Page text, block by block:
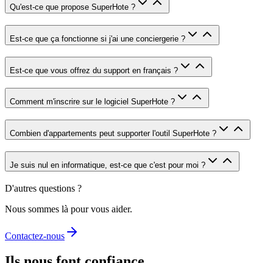
Qu'est-ce que propose SuperHote ?
Est-ce que ça fonctionne si j'ai une conciergerie ?
Est-ce que vous offrez du support en français ?
Comment m'inscrire sur le logiciel SuperHote ?
Combien d'appartements peut supporter l'outil SuperHote ?
Je suis nul en informatique, est-ce que c'est pour moi ?
D'autres questions ?
Nous sommes là pour vous aider.
Contactez-nous